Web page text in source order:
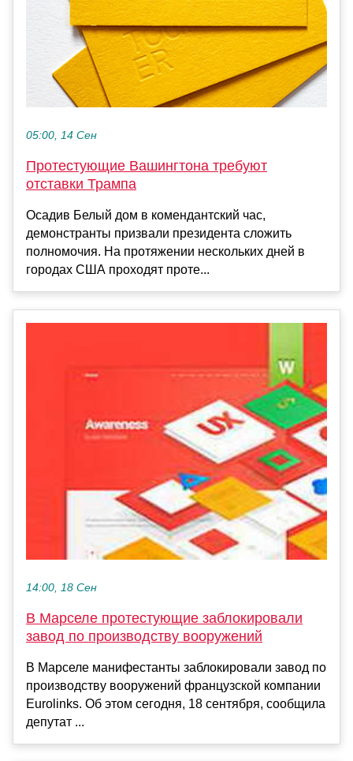
05:00, 14 Сен
Протестующие Вашингтона требуют
отставки Трампа
Осадив Белый дом в комендантский час,
демонстранты призвали президента сложить
полномочия. На протяжении нескольких дней в
городах США проходят проте...
14:00, 18 Сен
В Марселе протестующие заблокировали
завод по производству вооружений
В Марселе манифестанты заблокировали завод по
производству вооружений французской компании
Eurolinks. Об этом сегодня, 18 сентября, сообщила
депутат ...